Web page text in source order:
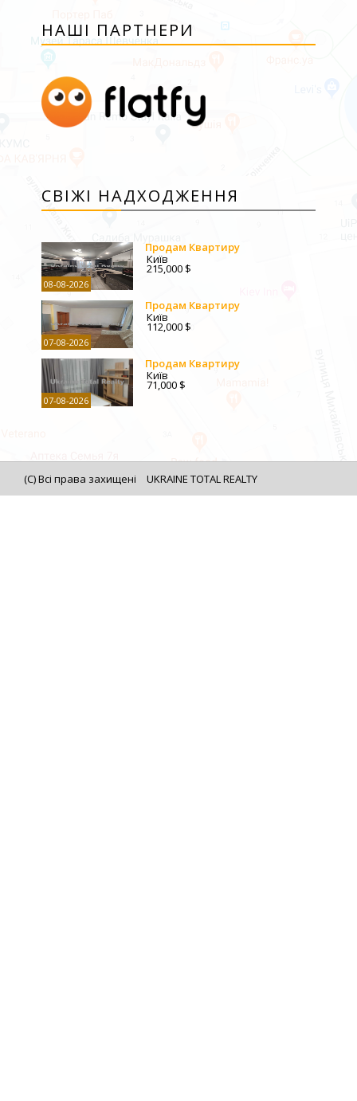
НАШІ ПАРТНЕРИ
СВІЖІ НАДХОДЖЕННЯ
08-08-2026
Продам Квартиру
Київ
215,000 $
07-08-2026
Продам Квартиру
Київ
112,000 $
07-08-2026
Продам Квартиру
Київ
71,000 $
(C) Всі права захищені UKRAINE TOTAL REALTY